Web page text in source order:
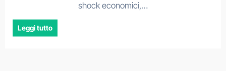
shock economici,…
Leggi tutto